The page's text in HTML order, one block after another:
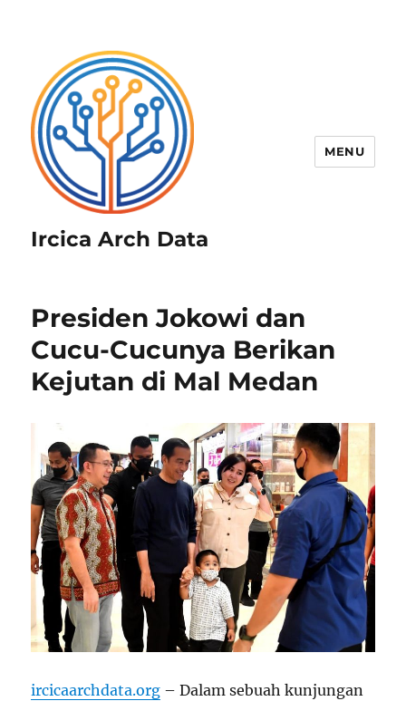
Ircica Arch Data
MENU
Presiden Jokowi dan
Cucu-Cucunya Berikan
Kejutan di Mal Medan
ircicaarchdata.org – Dalam sebuah kunjungan